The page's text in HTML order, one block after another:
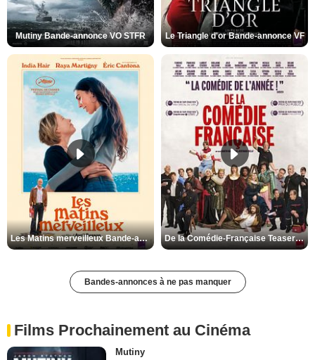
Mutiny Bande-annonce VO STFR Le Triangle d'or Bande-annonce VF
Les Matins merveilleux Bande-annonce VF De la Comédie-Française Teaser VF
Bandes-annonces à ne pas manquer
Films Prochainement au Cinéma
Mutiny